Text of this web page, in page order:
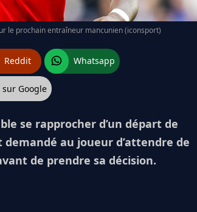
le prochain entraîneur mancunien (iconsport)
Reddit Whatsapp
sur Google
se rapprocher d’un départ de
au joueur d’attendre de
de prendre sa décision.